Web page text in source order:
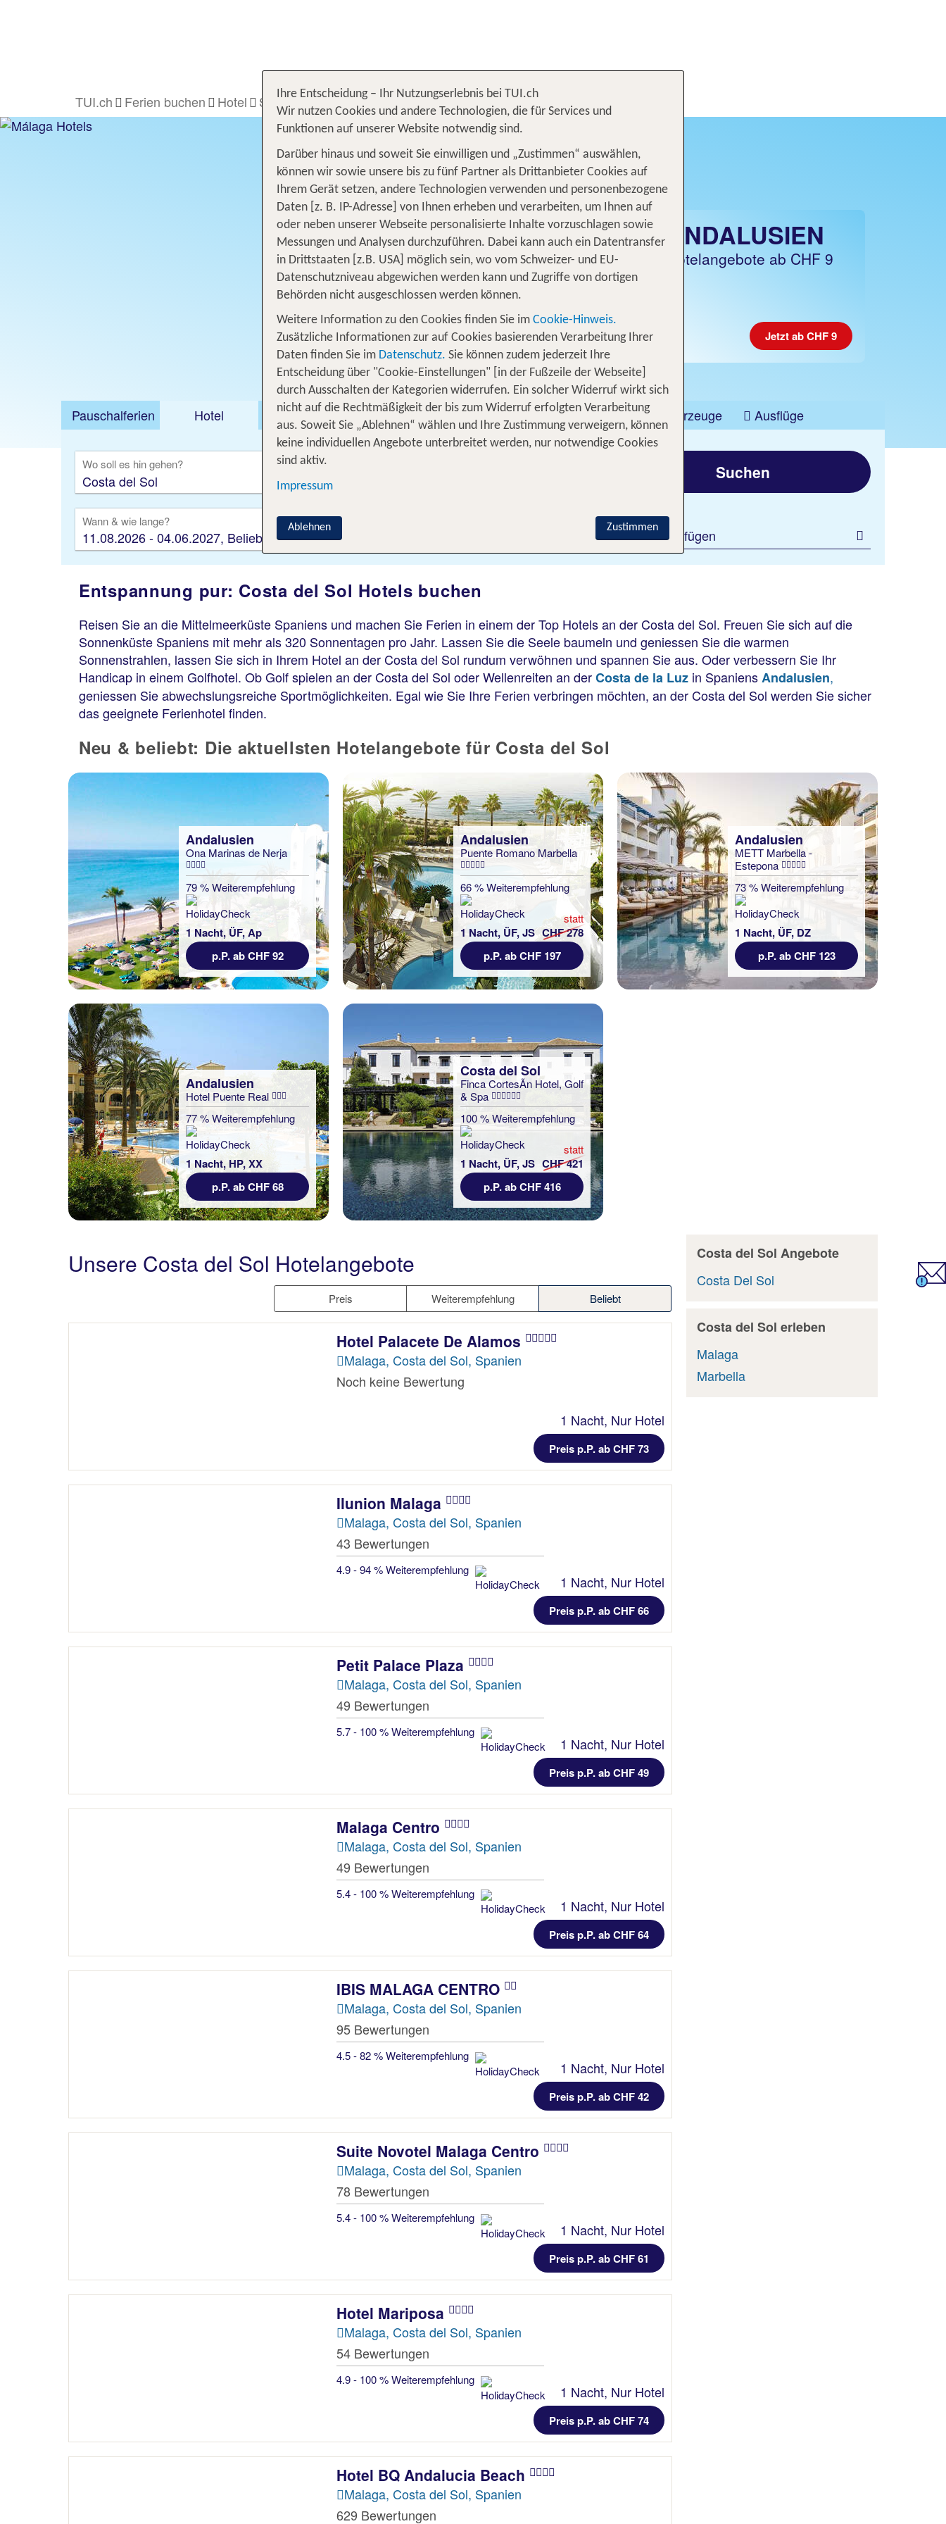
TUI.ch Ferien buchen Hotel Spanien Costa del Sol
ANDALUSIEN
Hotelangebote ab CHF 9
Jetzt ab CHF 9
Pauschalferien Hotel Städtereisen % DEALS Ferienhaus Kreuzfahrten Fahrzeuge Ausflüge
Wo soll es hin gehen?
Wann & wie lange?
11.08.2026 - 04.06.2027, Beliebig
Suchen
Filter hinzufügen
Entspannung pur: Costa del Sol Hotels buchen
Reisen Sie an die Mittelmeerküste Spaniens und machen Sie Ferien in einem der Top Hotels an der Costa del Sol. Freuen Sie sich auf die
Sonnenküste Spaniens mit mehr als 320 Sonnentagen pro Jahr. Lassen Sie die Seele baumeln und geniessen Sie die warmen
Sonnenstrahlen, lassen Sie sich in Ihrem Hotel an der Costa del Sol rundum verwöhnen und spannen Sie aus. Oder verbessern Sie Ihr
Handicap in einem Golfhotel. Ob Golf spielen an der Costa del Sol oder Wellenreiten an derCosta de la Luz in SpaniensAndalusien,
geniessen Sie abwechslungsreiche Sportmöglichkeiten. Egal wie Sie Ihre Ferien verbringen möchten, an der Costa del Sol werden Sie sicher
das geeignete Ferienhotel finden.
Neu & beliebt: Die aktuellsten Hotelangebote für Costa del Sol
Andalusien
Ona Marinas de Nerja
79 % Weiterempfehlung
1 Nacht, ÜF, Ap
p.P. ab CHF 92
Andalusien
Puente Romano Marbella
66 % Weiterempfehlung
1 Nacht, ÜF, JS
statt
CHF 278
p.P. ab CHF 197
Andalusien
METT Marbella -
Estepona
73 % Weiterempfehlung
1 Nacht, ÜF, DZ
p.P. ab CHF 123
Andalusien
Hotel Puente Real
77 % Weiterempfehlung
1 Nacht, HP, XX
p.P. ab CHF 68
Costa del Sol
Finca CortesÃ­n Hotel, Golf
& Spa
100 % Weiterempfehlung
1 Nacht, ÜF, JS
statt
CHF 421
p.P. ab CHF 416
Unsere Costa del Sol Hotelangebote
Preis Weiterempfehlung Beliebt
Hotel Palacete De Alamos
Malaga, Costa del Sol, Spanien
Noch keine Bewertung
1 Nacht, Nur Hotel
Preis p.P. ab CHF 73
Ilunion Malaga
Malaga, Costa del Sol, Spanien
43 Bewertungen
4.9 - 94 % Weiterempfehlung
1 Nacht, Nur Hotel
Preis p.P. ab CHF 66
Petit Palace Plaza
Malaga, Costa del Sol, Spanien
49 Bewertungen
5.7 - 100 % Weiterempfehlung
1 Nacht, Nur Hotel
Preis p.P. ab CHF 49
Malaga Centro
Malaga, Costa del Sol, Spanien
49 Bewertungen
5.4 - 100 % Weiterempfehlung
1 Nacht, Nur Hotel
Preis p.P. ab CHF 64
IBIS MALAGA CENTRO
Malaga, Costa del Sol, Spanien
95 Bewertungen
4.5 - 82 % Weiterempfehlung
1 Nacht, Nur Hotel
Preis p.P. ab CHF 42
Suite Novotel Malaga Centro
Malaga, Costa del Sol, Spanien
78 Bewertungen
5.4 - 100 % Weiterempfehlung
1 Nacht, Nur Hotel
Preis p.P. ab CHF 61
Hotel Mariposa
Malaga, Costa del Sol, Spanien
54 Bewertungen
4.9 - 100 % Weiterempfehlung
1 Nacht, Nur Hotel
Preis p.P. ab CHF 74
Hotel BQ Andalucia Beach
Malaga, Costa del Sol, Spanien
629 Bewertungen
Costa del Sol Angebote
Costa Del Sol
Costa del Sol erleben
Malaga
Marbella
Ihre Entscheidung – Ihr Nutzungserlebnis bei TUI.ch
Wir nutzen Cookies und andere Technologien, die für Services und
Funktionen auf unserer Website notwendig sind.
Darüber hinaus und soweit Sie einwilligen und „Zustimmen“ auswählen,
können wir sowie unsere bis zu fünf Partner als Drittanbieter Cookies auf
Ihrem Gerät setzen, andere Technologien verwenden und personenbezogene
Daten [z. B. IP-Adresse] von Ihnen erheben und verarbeiten, um Ihnen auf
oder neben unserer Webseite personalisierte Inhalte vorzuschlagen sowie
Messungen und Analysen durchzuführen. Dabei kann auch ein Datentransfer
in Drittstaaten [z.B. USA] möglich sein, wo vom Schweizer- und EU-
Datenschutzniveau abgewichen werden kann und Zugriffe von dortigen
Behörden nicht ausgeschlossen werden können.
Weitere Information zu den Cookies finden Sie im Cookie-Hinweis.
Zusätzliche Informationen zur auf Cookies basierenden Verarbeitung Ihrer
Daten finden Sie im Datenschutz. Sie können zudem jederzeit Ihre
Entscheidung über "Cookie-Einstellungen" [in der Fußzeile der Webseite]
durch Ausschalten der Kategorien widerrufen. Ein solcher Widerruf wirkt sich
nicht auf die Rechtmäßigkeit der bis zum Widerruf erfolgten Verarbeitung
aus. Soweit Sie „Ablehnen“ wählen und Ihre Zustimmung verweigern, können
keine individuellen Angebote unterbreitet werden, nur notwendige Cookies
sind aktiv.
Impressum
Zustimmen
Ablehnen